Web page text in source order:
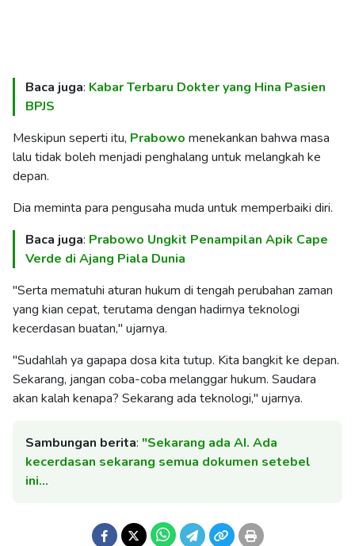
Baca juga: Kabar Terbaru Dokter yang Hina Pasien
BPJS
Meskipun seperti itu, Prabowo menekankan bahwa masa
lalu tidak boleh menjadi penghalang untuk melangkah ke
depan.
Dia meminta para pengusaha muda untuk memperbaiki diri.
Baca juga: Prabowo Ungkit Penampilan Apik Cape
Verde di Ajang Piala Dunia
"Serta mematuhi aturan hukum di tengah perubahan zaman
yang kian cepat, terutama dengan hadirnya teknologi
kecerdasan buatan," ujarnya.
"Sudahlah ya gapapa dosa kita tutup. Kita bangkit ke depan.
Sekarang, jangan coba-coba melanggar hukum. Saudara
akan kalah kenapa? Sekarang ada teknologi," ujarnya.
Sambungan berita: "Sekarang ada AI. Ada
kecerdasan sekarang semua dokumen setebel
ini…